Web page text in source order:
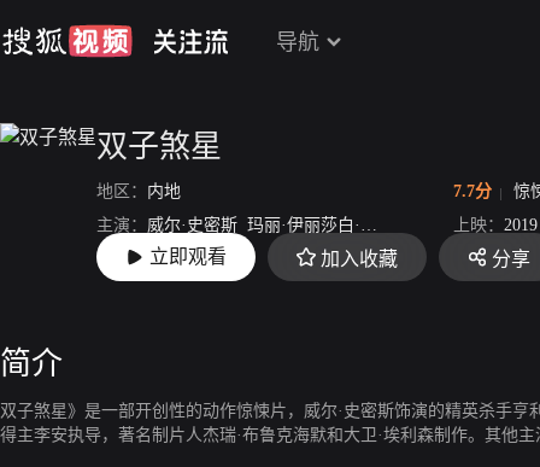
导航
双子煞星
地区： 内地 7.7分
惊
主演： 威尔·史密斯 玛丽·伊丽莎白·温斯特德 克里夫·欧文
上映： 2019
导演： 李安
立即观看 加入收藏 分享
简介
双子煞星》是一部开创性的动作惊悚片，威尔·史密斯饰演的精英杀手
得主李安执导，著名制片人杰瑞·布鲁克海默和大卫·埃利森制作。其他